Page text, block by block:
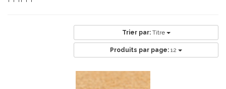
Trier par: Titre
Produits par page: 12